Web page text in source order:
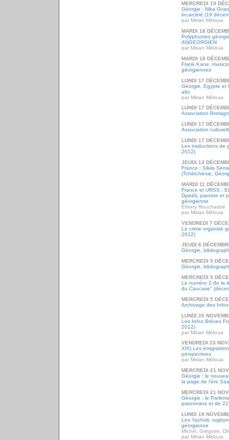
MERCREDI 19
Géorgie : Nika
incarcéré (19
par Mirian Méloua
MARDI 18
Polyphonies
ANGEORGIEN
par Mirian Méloua
MARDI 18
Frank Kane,
géorgiennes
LUNDI 17
Géorgie, Egypte et
alto
par Mirian Méloua
LUNDI 17
Association
LUNDI 17
Association
LUNDI 17
Les traductions de
2012)
JEUDI 13
France : Silvia
(Tchétchénie,
MARDI 11
France et URSS :
Djakéli, pianiste et
géorgienne
Ethery Rouchadzé
par Mirian Méloua
VENDREDI 7
Le crime organisé
2012)
JEUDI 6
Géorgie,
MERCREDI 5
Géorgie,
MERCREDI 5
Le numéro 2 de la
du Caucase"
MERCREDI 5
Archivage des
LUNDI 26
Les Infos Brèves
2012)
par Mirian Méloua
VENDREDI 23
XIII) Les
perspectives
par Mirian Méloua
MERCREDI 21
Géorgie : le
la page de l'ère
MERCREDI 21
Géorgie : le
prisonniers et de
LUNDI 19
Les Yachvili,
géorgienne
Michel, Grégoire,
par Mirian Méloua